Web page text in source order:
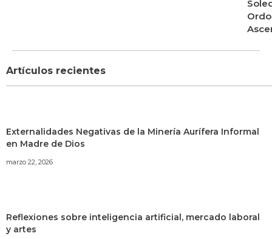
Artículos recientes
Externalidades Negativas de la Minería Aurífera Informal
en Madre de Dios
marzo 22, 2026
Reflexiones sobre inteligencia artificial, mercado laboral
y artes